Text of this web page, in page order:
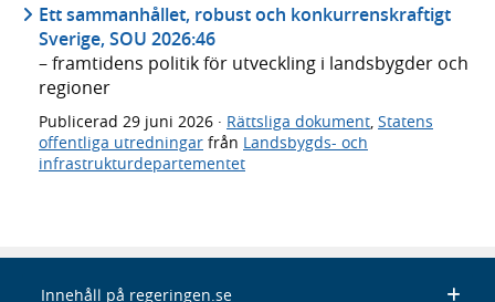
Ett sammanhållet, robust och konkurrenskraftigt
Sverige, SOU 2026:46
– framtidens politik för utveckling i landsbygder och
regioner
Publicerad 29 juni 2026 · Rättsliga dokument Statens
offentliga utredningar från Landsbygds- och
infrastrukturdepartementet
Innehåll på regeringen.se